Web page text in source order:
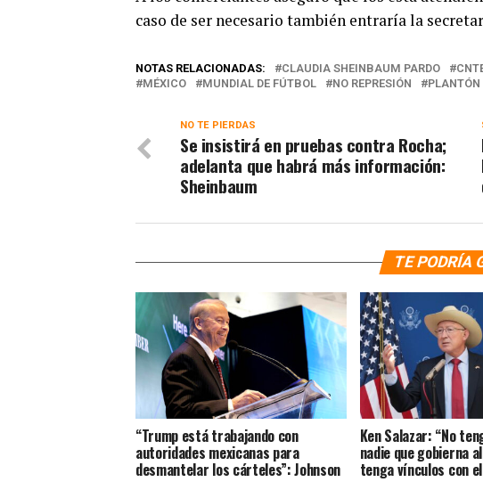
caso de ser necesario también entraría la
NOTAS RELACIONADAS: CLAUDIA SHEINBAUM PARDO
MÉXICO
MUNDIAL DE FÚTBOL NO REPRESIÓN PLANTÓN
NO TE PIERDAS
Se insistirá en pruebas contra Rocha;
adelanta que habrá más información:
Sheinbaum
TE PODRÍA
“Trump está trabajando con
autoridades mexicanas para
desmantelar los cárteles”: Johnson
Ken Salazar: “No
nadie que gobierna
tenga vínculos con